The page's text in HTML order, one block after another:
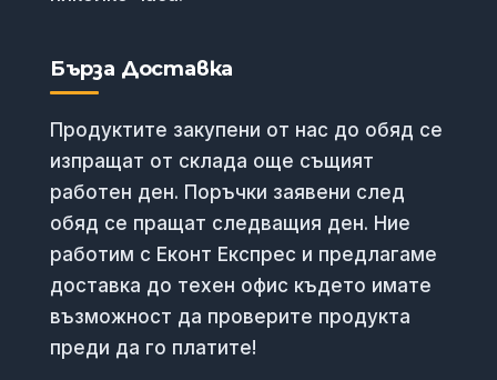
Бърза Доставка
Продуктите закупени от нас до обяд се
изпращат от склада още същият
работен ден. Поръчки заявени след
обяд се пращат следващия ден. Ние
работим с Еконт Експрес и предлагаме
доставка до техен офис където имате
възможност да проверите продукта
преди да го платите!